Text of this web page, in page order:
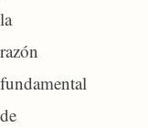
la
razón
fundamental
de